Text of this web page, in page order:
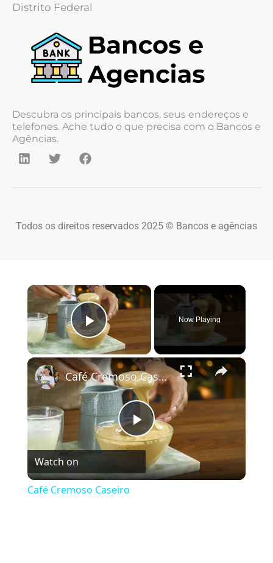
Distrito Federal
Descubra os principais bancos, seus endereços e
telefones. Ache tudo o que precisa com o Bancos e
Agências.
Todos os direitos reservados 2025 © Bancos e agências
×
Play Video
Now Playing
×
Play Video
Café Cremoso Caseiro
Watch on
Café Cremoso Caseiro